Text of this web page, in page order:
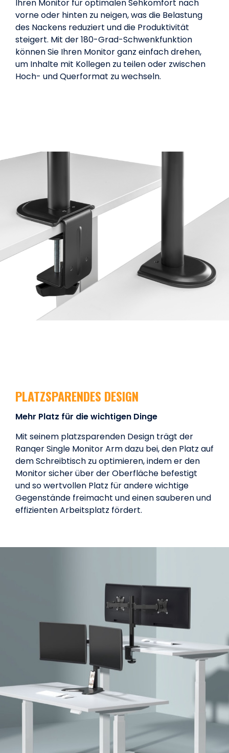
Ihren Monitor für optimalen Sehkomfort nach
vorne oder hinten zu neigen, was die Belastung
des Nackens reduziert und die Produktivität
steigert. Mit der 180-Grad-Schwenkfunktion
können Sie Ihren Monitor ganz einfach drehen,
um Inhalte mit Kollegen zu teilen oder zwischen
Hoch- und Querformat zu wechseln.
PLATZSPARENDES DESIGN
Mehr Platz für die wichtigen Dinge
Mit seinem platzsparenden Design trägt der
Ranqer Single Monitor Arm dazu bei, den Platz auf
dem Schreibtisch zu optimieren, indem er den
Monitor sicher über der Oberfläche befestigt
und so wertvollen Platz für andere wichtige
Gegenstände freimacht und einen sauberen und
effizienten Arbeitsplatz fördert.